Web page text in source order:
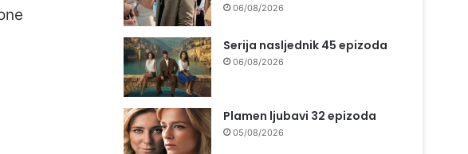
06/08/2026
Serija nasljednik 45 epizoda
06/08/2026
Plamen ljubavi 32 epizoda
05/08/2026